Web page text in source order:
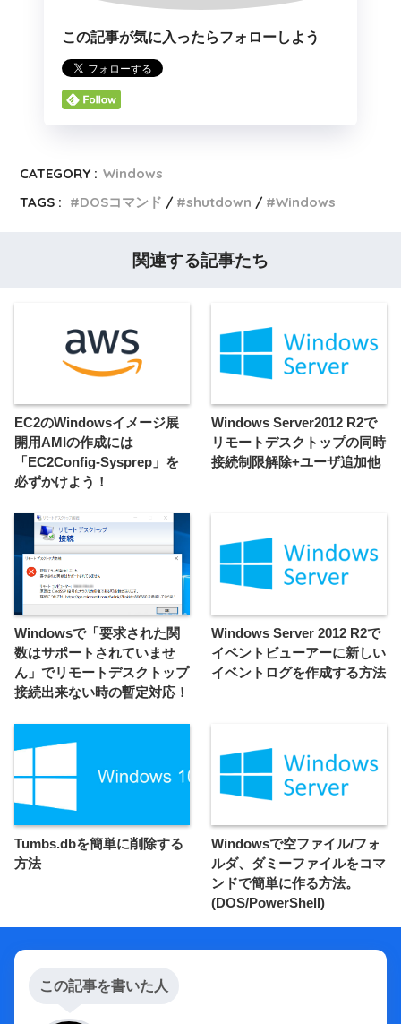
この記事が気に入ったらフォローしよう
CATEGORY : Windows
TAGS :
DOSコマンド shutdown Windows
関連する記事たち
EC2のWindowsイメージ展
開用AMIの作成には
「EC2Config-Sysprep」を
必ずかけよう！
Windows Server2012 R2で
リモートデスクトップの同時
接続制限解除+ユーザ追加他
Windowsで「要求された関
数はサポートされていませ
ん」でリモートデスクトップ
接続出来ない時の暫定対応！
Windows Server 2012 R2で
イベントビューアーに新しい
イベントログを作成する方法
Tumbs.dbを簡単に削除する
方法
Windowsで空ファイル/フォ
ルダ、ダミーファイルをコマ
ンドで簡単に作る方法。
(DOS/PowerShell)
この記事を書いた人